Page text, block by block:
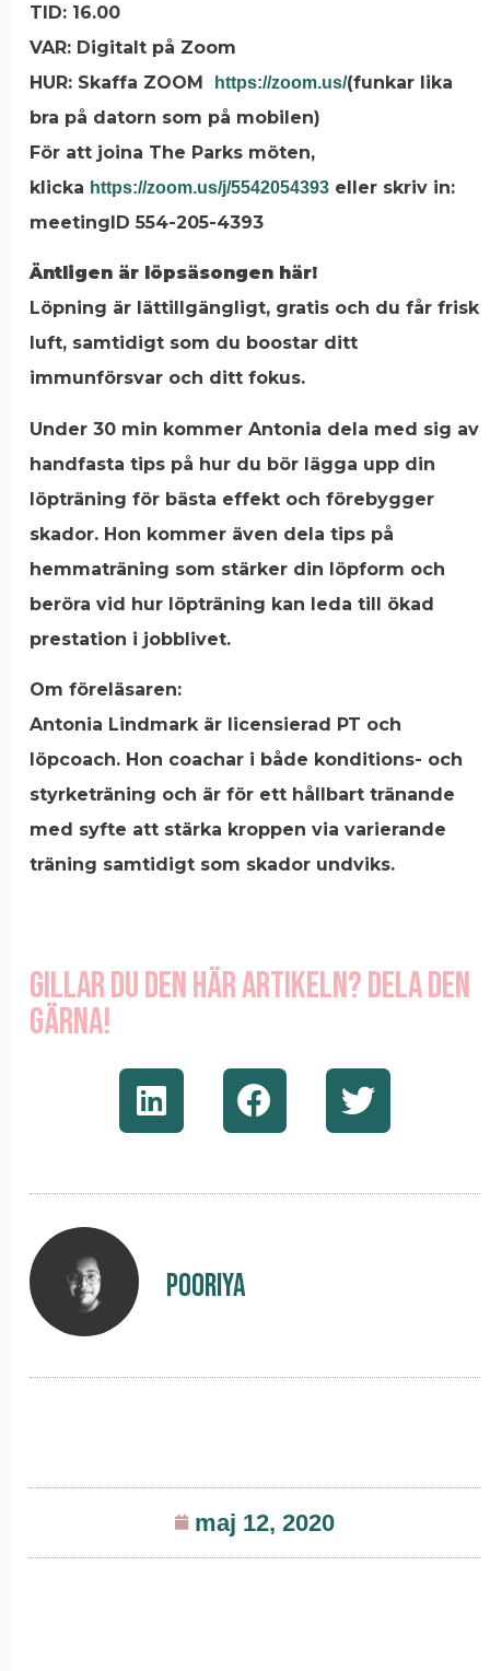
TID: 16.00
VAR: Digitalt på Zoom
HUR: Skaffa ZOOM
https://zoom.us/(funkar lika
bra på datorn som på mobilen)
För att joina The Parks möten,
klicka https://zoom.us/j/5542054393 eller skriv in:
meetingID 554-205-4393
Äntligen är löpsäsongen här!
Löpning är lättillgängligt, gratis och du får frisk
luft, samtidigt som du boostar ditt
immunförsvar och ditt fokus.
Under 30 min kommer Antonia dela med sig av
handfasta tips på hur du bör lägga upp din
löpträning för bästa effekt och förebygger
skador. Hon kommer även dela tips på
hemmaträning som stärker din löpform och
beröra vid hur löpträning kan leda till ökad
prestation i jobblivet.
Om föreläsaren:
Antonia Lindmark är licensierad PT och
löpcoach. Hon coachar i både konditions- och
styrketräning och är för ett hållbart tränande
med syfte att stärka kroppen via varierande
träning samtidigt som skador undviks.
Gillar du den här artikeln? Dela den
gärna!
Pooriya
maj 12, 2020